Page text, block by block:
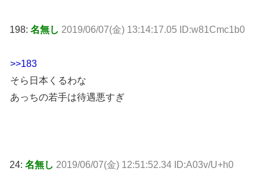
198: 名無し 2019/06/07(金) 13:14:17.05 ID:w81Cmc1b0
>>183
そら日本くるわな
あっちの若手は待遇悪すぎ
24: 名無し 2019/06/07(金) 12:51:52.34 ID:A03v/U+h0